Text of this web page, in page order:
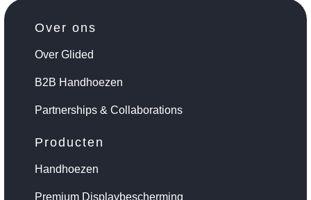
Over ons
Over Glided
B2B Handhoezen
Partnerships & Collaborations
Producten
Handhoezen
Premium Displaybescherming